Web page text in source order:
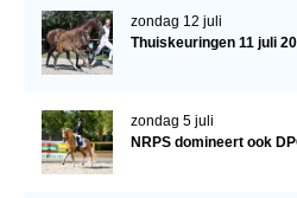
Regio Noord
Regio Midden
Bestuur Regio Midden
zondag 12 juli
Thuiskeuringen 11 juli
zondag 5 juli
NRPS domineert ook